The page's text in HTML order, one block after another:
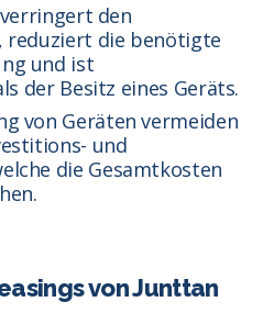
den
reduziert die benötigte
und ist
der Besitz eines Geräts.
von Geräten vermeiden
und
die Gesamtkosten
von Junttan